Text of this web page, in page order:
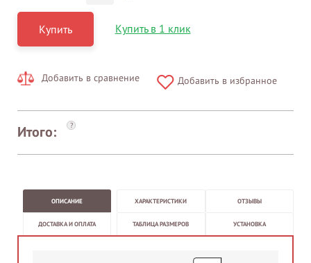
Купить Купить в 1 клик
Добавить в сравнение Добавить в избранное
Итого: ?
ОПИСАНИЕ ХАРАКТЕРИСТИКИ ОТЗЫВЫ
ДОСТАВКА И ОПЛАТА ТАБЛИЦА РАЗМЕРОВ УСТАНОВКА